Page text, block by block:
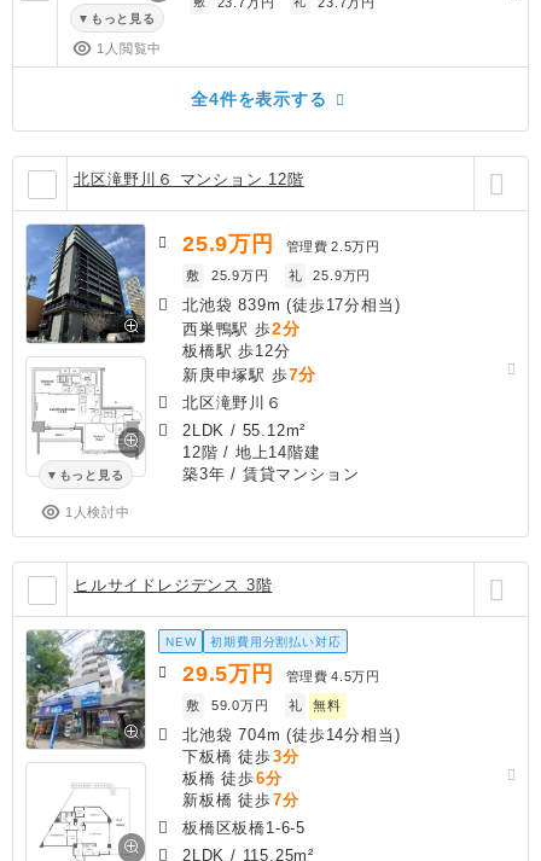
もっと見る
1人閲覧中
全4件を表示する
北区滝野川６ マンション 12階
もっと見る
1人検討中
25.9万円 管理費 2.5万円
敷
25.9万円 礼 25.9万円
北池袋 839m (徒歩17分相当)
西巣鴨駅 歩2分
板橋駅 歩12分
新庚申塚駅 歩7分
北区滝野川６
2LDK / 55.12m²
12階 / 地上14階建
築3年 / 賃貸マンション
ヒルサイドレジデンス 3階
NEW 初期費用分割払い対応
29.5万円 管理費 4.5万円
敷
59.0万円 礼 無料
北池袋 704m (徒歩14分相当)
下板橋 徒歩3分
板橋 徒歩6分
新板橋 徒歩7分
板橋区板橋1-6-5
2LDK / 115.25m²